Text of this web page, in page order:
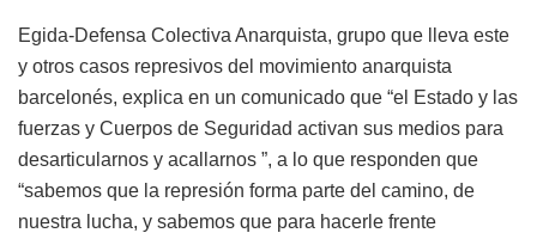
Egida-Defensa Colectiva Anarquista, grupo que lleva este
y otros casos represivos del movimiento anarquista
barcelonés, explica en un comunicado que “el Estado y las
fuerzas y Cuerpos de Seguridad activan sus medios para
desarticularnos y acallarnos ”, a lo que responden que
“sabemos que la represión forma parte del camino, de
nuestra lucha, y sabemos que para hacerle frente